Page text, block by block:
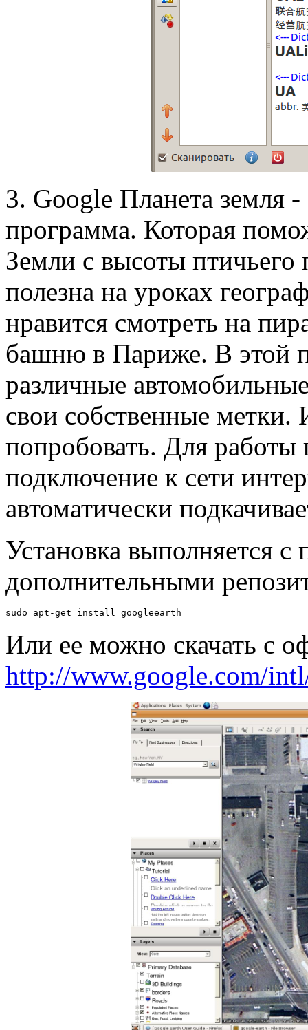
3. Google Планета земля -
программа. Которая
Земли с высоты
полезна на уроках
нравится смотреть на
башню в Париже. В этой
различные
свои собственные метки.
попробовать. Для
подключение к сети
автоматически
Установка выполняется
дополнительными
sudo apt-get install googleearth
Или ее можно скачать с
http://www.google.com/